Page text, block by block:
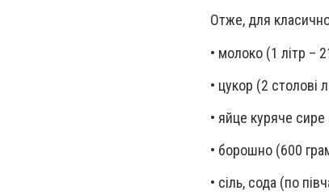
Отже, для
• молоко (1 літр –
• цукор (2 столові
• яйце куряче
• борошно (600
• сіль, сода (по